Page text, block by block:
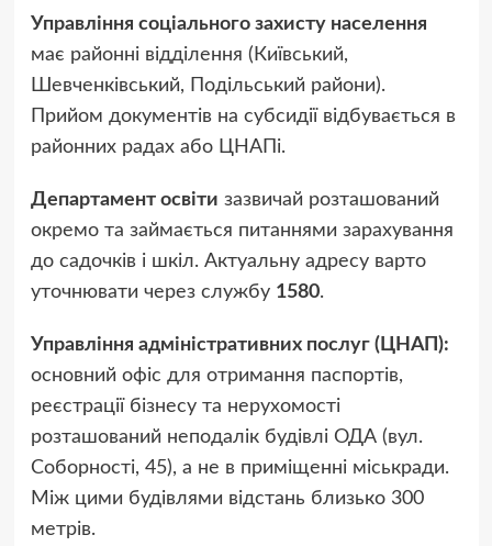
Управління соціального захисту населення
має районні відділення (Київський,
Шевченківський, Подільський райони).
Прийом документів на субсидії відбувається в
районних радах або ЦНАПі.
Департамент освіти зазвичай розташований
окремо та займається питаннями зарахування
до садочків і шкіл. Актуальну адресу варто
уточнювати через службу 1580.
Управління адміністративних послуг (ЦНАП):
основний офіс для отримання паспортів,
реєстрації бізнесу та нерухомості
розташований неподалік будівлі ОДА (вул.
Соборності, 45), а не в приміщенні міськради.
Між цими будівлями відстань близько 300
метрів.